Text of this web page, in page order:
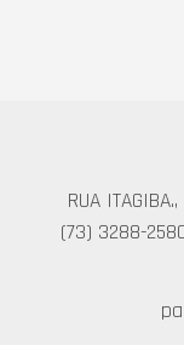
RUA
(73) 3288-